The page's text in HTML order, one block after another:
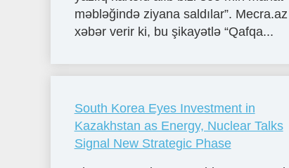
məbləğində ziyana saldılar”. Mecra.az
xəbər verir ki, bu şikayətlə “Qafqa...
South Korea Eyes Investment in
Kazakhstan as Energy, Nuclear Talks
Signal New Strategic Phase